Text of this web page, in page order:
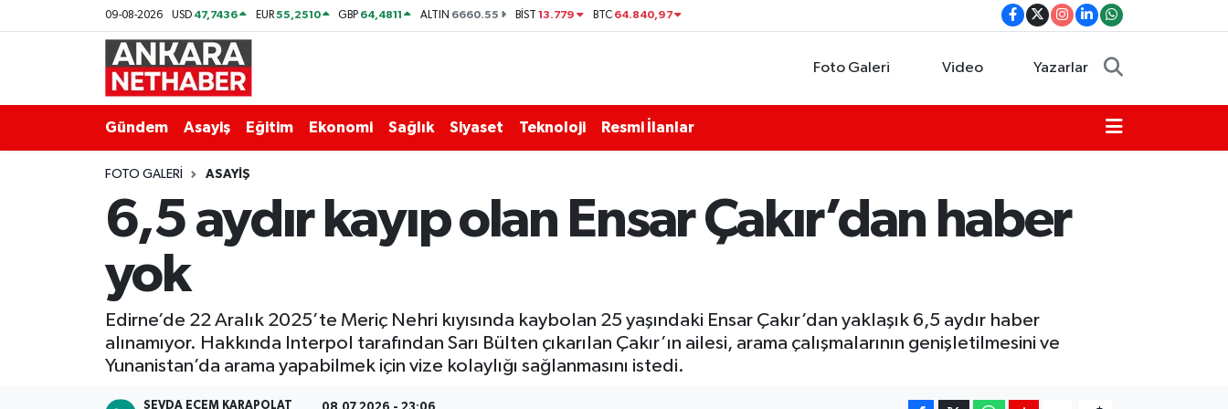
09-08-2026 USD 47,7436 EUR55,2510 GBP 64,4811 ALTIN 6660.55 BİST13.779 BTC 64.840,97
Foto Galeri Video Yazarlar
Gündem Asayiş Eğitim Ekonomi Sağlık Siyaset Teknoloji Resmi İlanlar
FOTO GALERI ASAYIŞ
6,5 aydır kayıp olan Ensar Çakır’dan haber
yok
Edirne’de 22 Aralık 2025’te Meriç Nehri kıyısında kaybolan 25 yaşındaki Ensar Çakır’dan yaklaşık 6,5 aydır haber
alınamıyor. Hakkında Interpol tarafından Sarı Bülten çıkarılan Çakır’ın ailesi, arama çalışmalarının genişletilmesini ve
Yunanistan’da arama yapabilmek için vize kolaylığı sağlanmasını istedi.
SEVDA ECEM KARAPOLAT
Ekonomi
Kim Kimdir Nereli
Resmi İlanlar
Ankara Hava Durumu
Tüm Manşetler
Son Dakika Haberleri
Haber Arşivi